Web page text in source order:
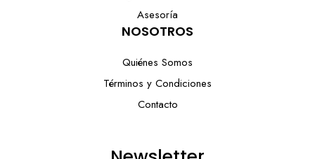
Asesoría
NOSOTROS
Quiénes Somos
Términos y Condiciones
Contacto